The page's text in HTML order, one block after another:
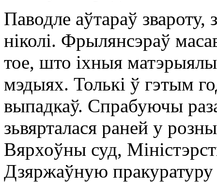
Паводле аўтараў звароту,
ніколі. Фрылянсэраў
тое, што іхныя
мэдыях. Толькі ў гэтым
выпадкаў. Спрабуючы
зьвярталася раней у
Вярхоўны суд,
Дзяржаўную